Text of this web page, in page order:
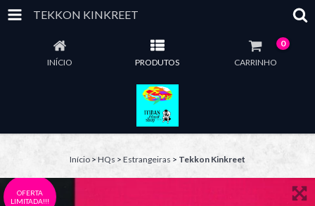
TEKKON KINKREET
INÍCIO PRODUTOS CARRINHO
0
Início > HQs > Estrangeiras > Tekkon Kinkreet
OFERTA
LIMITADA!!!